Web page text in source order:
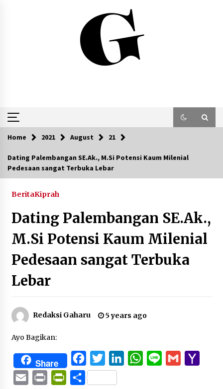
Home 2021 August 21
Dating Palembangan SE.Ak., M.Si Potensi Kaum Milenial
Pedesaan sangat Terbuka Lebar
BeritaKiprah
Dating Palembangan SE.Ak.,
M.Si Potensi Kaum Milenial
Pedesaan sangat Terbuka
Lebar
Redaksi Gaharu 5 years ago
Ayo Bagikan:
Share FacebookTwitterLinkedInWhatsApp
Line Gmail
Email Print PrintFriendly
Share